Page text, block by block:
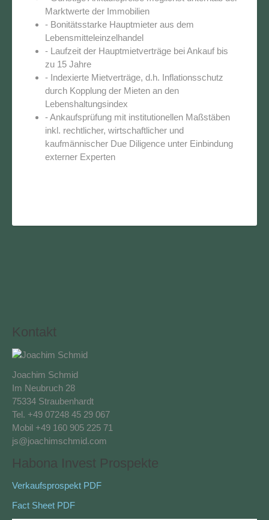
Marktwerte der Immobilien
- Bonitätsstarke Hauptmieter aus dem
Lebensmitteleinzelhandel
- Laufzeit der Hauptmietverträge bei Ankauf bis
zu 15 Jahre
- Indexierte Mietverträge, d.h. Inflationsschutz
durch Kopplung der Mieten an den
Lebenshaltungsindex
- Ankaufsprüfung mit institutionellen Maßstäben
inkl. rechtlicher, wirtschaftlicher und
kaufmännischer Due Diligence unter Einbindung
externer Experten
Kontakt
Joachim Schmid
Im Neubruch 28
75334 Straubenhardt
Tel. +49 07248 45 29 067
Mobil +49 160 905 225 71
js@joachimschmid.com
Habona Invest Prospekte
Verkaufsprospekt PDF
Fact Sheet PDF